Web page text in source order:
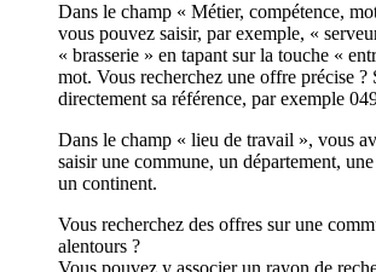
Dans le champ « Métier, compétence,
vous pouvez saisir, par exemple, «
« brasserie » en tapant sur la touche «
mot. Vous recherchez une offre précise ?
directement sa référence, par exemple
Dans le champ « lieu de travail », vous
saisir une commune, un département,
un continent.
Vous recherchez des offres sur une
alentours ?